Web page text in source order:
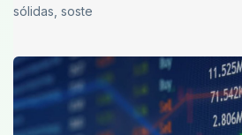
sólidas, soste